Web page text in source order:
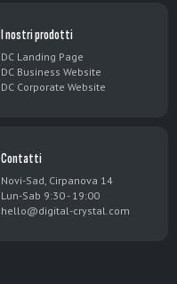
I nostri prodotti
DC Landing Page
DC Business Website
DC Corporate Website
Contatti
Novi-Sad, Cirpanova 14
Lun-Sab 9:30 - 19:00
hello@digital-crystal.com